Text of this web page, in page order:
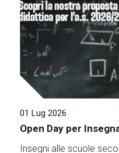
01 Lug 2026
Open Day per
Insegni alle scuole